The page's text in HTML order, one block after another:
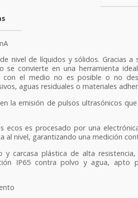
nivel de líquidos y sólidos. Gracias a
se convierte en una herramienta
el medio no es posible o no
aguas residuales o materiales
la emisión de pulsos ultrasónicos
ecos es procesado por una
al nivel, garantizando una medición
y carcasa plástica de alta
IP65 contra polvo y agua, apto